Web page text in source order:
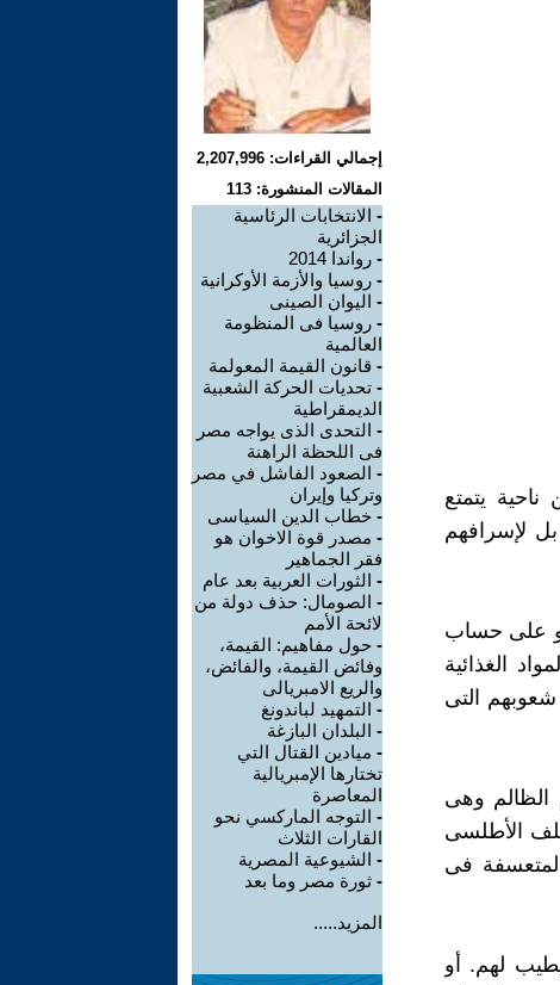
يتمتع
لإسرافهم
على حساب
الغذائية
التى
الظالم وهى
الأطلسى
فى
لهم. أو
إجمالي القراءات: 2,207,996
المقالات المنشورة: 113
- الانتخابات الرئاسية
الجزائرية
- رواندا 2014
- روسيا والأزمة الأوكرانية
- اليوان الصينى
- روسيا فى المنظومة
العالمية
- قانون القيمة المعولمة
- تحديات الحركة الشعبية
الديمقراطية
- التحدى الذى يواجه مصر
فى اللحظة الراهنة
- الصعود الفاشل في مصر
وتركيا وإيران
- خطاب الدين السياسى
- مصدر قوة الاخوان هو
فقر الجماهير
- الثورات العربية بعد عام
- الصومال: حذف دولة من
لائحة الأمم
- حول مفاهيم: القيمة،
وفائض القيمة، والفائض،
والريع الامبريالى
- التمهيد لباندونغ
- البلدان البازغة
- ميادين القتال التي
تختارها الإمبريالية
المعاصرة
- التوجه الماركسي نحو
القارات الثلاث
- الشيوعية المصرية
- ثورة مصر وما بعد
المزيد.....